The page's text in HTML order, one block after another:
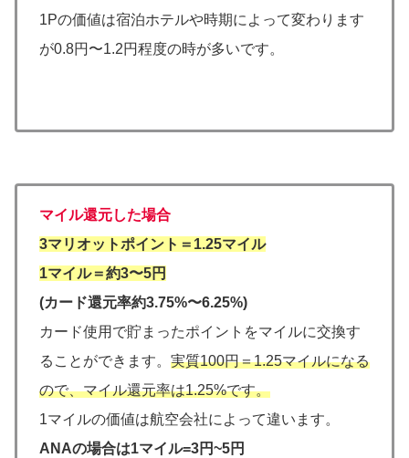
1Pの価値は宿泊ホテルや時期によって変わります
が0.8円〜1.2円程度の時が多いです。
マイル還元した場合
3マリオットポイント＝1.25マイル
1マイル＝約3〜5円
(カード還元率約3.75%〜6.25%)
カード使用で貯まったポイントをマイルに交換す
ることができます。 実質100円＝1.25マイルになる
ので、マイル還元率は1.25%です。
1マイルの価値は航空会社によって違います。
ANAの場合は1マイル=3円~5円